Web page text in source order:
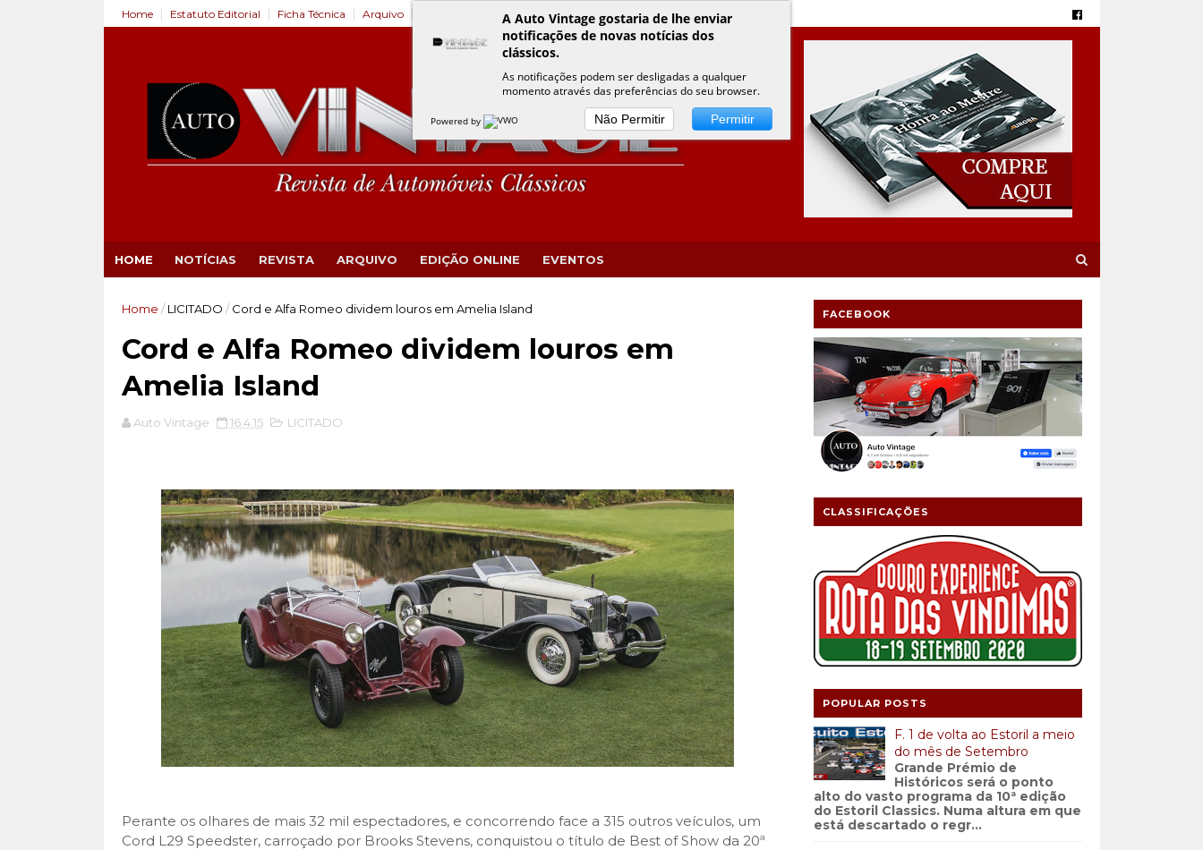
Home Estatuto Editorial Ficha Técnica Arquivo Eventos VINTAGE Política de Privacidade
HOME NOTÍCIAS REVISTA ARQUIVO EDIÇÃO ONLINE EVENTOS
Home / LICITADO / Cord e Alfa Romeo dividem louros em Amelia Island
Cord e Alfa Romeo dividem louros em
Amelia Island
Auto Vintage 16.4.15 LICITADO
Perante os olhares de mais 32 mil espectadores, e concorrendo face a 315 outros veículos, um
Cord L29 Speedster, carroçado por Brooks Stevens, conquistou o título de Best of Show da 20ª
FACEBOOK
CLASSIFICAÇÕES
POPULAR POSTS
F. 1 de volta ao Estoril a meio
do mês de Setembro
Grande Prémio de
Históricos será o ponto
alto do vasto programa da 10ª edição
do Estoril Classics. Numa altura em que
está descartado o regr...
A Auto Vintage gostaria de lhe enviar
notificações de novas notícias dos
clássicos.
As notificações podem ser desligadas a qualquer
momento através das preferências do seu browser.
Powered by Não Permitir Permitir